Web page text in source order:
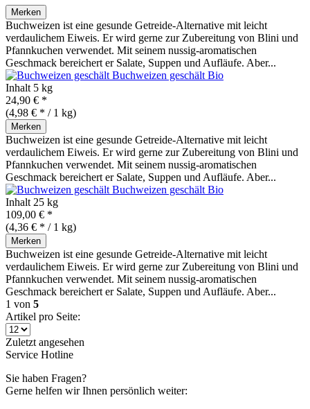
Merken
Buchweizen ist eine gesunde Getreide-Alternative mit leicht
verdaulichem Eiweis. Er wird gerne zur Zubereitung von Blini und
Pfannkuchen verwendet. Mit seinem nussig-aromatischen
Geschmack bereichert er Salate, Suppen und Aufläufe. Aber...
Buchweizen geschält Bio
Inhalt 5 kg
24,90 € *
(4,98 € * / 1 kg)
Merken
Buchweizen ist eine gesunde Getreide-Alternative mit leicht
verdaulichem Eiweis. Er wird gerne zur Zubereitung von Blini und
Pfannkuchen verwendet. Mit seinem nussig-aromatischen
Geschmack bereichert er Salate, Suppen und Aufläufe. Aber...
Buchweizen geschält Bio
Inhalt 25 kg
109,00 € *
(4,36 € * / 1 kg)
Merken
Buchweizen ist eine gesunde Getreide-Alternative mit leicht
verdaulichem Eiweis. Er wird gerne zur Zubereitung von Blini und
Pfannkuchen verwendet. Mit seinem nussig-aromatischen
Geschmack bereichert er Salate, Suppen und Aufläufe. Aber...
1 von 5
Artikel pro Seite:
Zuletzt angesehen
Service Hotline
Sie haben Fragen?
Gerne helfen wir Ihnen persönlich weiter: